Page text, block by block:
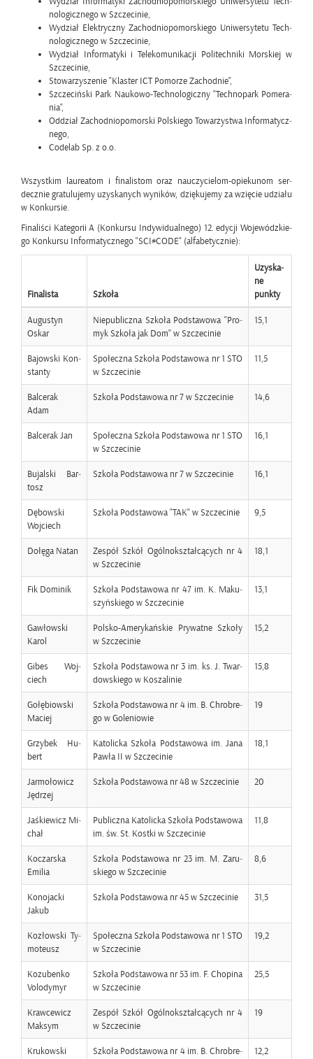
no­lo­gicz­ne­go w Szcze­ci­nie,
Wy­dział Elek­trycz­ny Za­chod­nio­po­mor­skie­go Uni­wer­sy­te­tu Tech­
no­lo­gicz­ne­go w Szcze­ci­nie,
Wy­dział In­for­ma­ty­ki i Te­le­ko­mu­ni­ka­cji Po­li­tech­ni­ki Mor­skiej w
Szcze­ci­nie,
Sto­wa­rzy­sze­nie "Kla­ster ICT Po­mo­rze Za­chod­nie",
Szcze­ciń­ski Park Na­uko­wo-Tech­no­lo­gicz­ny "Tech­no­park Po­me­ra­
nia",
Od­dział Za­chod­nio­po­mor­ski Pol­skie­go To­wa­rzy­stwa In­for­ma­tycz­
ne­go,
Co­de­lab Sp. z o.o.
Wszyst­kim lau­re­atom i fi­na­li­stom oraz na­uczy­cie­lom-opie­ku­nom ser­
decz­nie gra­tu­lu­je­my uzy­ska­nych wy­ni­ków, dzię­ku­je­my za wzię­cie udzia­łu
w Kon­kur­sie.
Fi­na­li­ści Ka­te­go­rii A (Kon­kur­su In­dy­wi­du­al­ne­go) 12. edy­cji Wo­je­wódz­kie­
go Kon­kur­su In­for­ma­tycz­ne­go "SCI#CODE" (al­fa­be­tycz­nie):
Fi­na­li­sta Szko­ła
Uzy­ska­
ne
punk­ty
Au­gu­styn
Oskar
Nie­pu­blicz­na Szko­ła Pod­sta­wo­wa "Pro­
myk Szko­ła jak Dom" w Szcze­ci­nie
15,1
Ba­jow­ski Kon­
stan­ty
Spo­łecz­na Szko­ła Pod­sta­wo­wa nr 1 STO
w Szcze­ci­nie
11,5
Bal­ce­rak
Adam
Szko­ła Pod­sta­wo­wa nr 7 w Szcze­ci­nie 14,6
Bal­ce­rak Jan
Spo­łecz­na Szko­ła Pod­sta­wo­wa nr 1 STO
w Szcze­ci­nie
16,1
Bu­jal­ski Bar­
tosz
Szko­ła Pod­sta­wo­wa nr 7 w Szcze­ci­nie 16,1
Dę­bow­ski
Woj­ciech
Szko­ła Pod­sta­wo­wa "TAK" w Szcze­ci­nie 9,5
Do­łę­ga Natan
Ze­spół Szkół Ogól­no­kształ­cą­cych nr 4
w Szcze­ci­nie
18,1
Fik Do­mi­nik
Szko­ła Pod­sta­wo­wa nr 47 im. K. Ma­ku­
szyń­skie­go w Szcze­ci­nie
13,1
Gaw­łow­ski
Karol
Pol­sko-Ame­ry­kań­skie Pry­wat­ne Szko­ły
w Szcze­ci­nie
15,2
Gibes Woj­
ciech
Szko­ła Pod­sta­wo­wa nr 3 im. ks. J. Twar­
dow­skie­go w Ko­sza­li­nie
15,8
Go­łę­biow­ski
Ma­ciej
Szko­ła Pod­sta­wo­wa nr 4 im. B. Chro­bre­
go w Go­le­nio­wie
19
Grzy­bek Hu­
bert
Ka­to­lic­ka Szko­ła Pod­sta­wo­wa im. Jana
Pawła II w Szcze­ci­nie
18,1
Jar­mo­ło­wicz
Ję­drzej
Szko­ła Pod­sta­wo­wa nr 48 w Szcze­ci­nie 20
Jaś­kie­wicz Mi­
chał
Pu­blicz­na Ka­to­lic­ka Szko­ła Pod­sta­wo­wa
im. św. St. Kost­ki w Szcze­ci­nie
11,8
Ko­czar­ska
Emi­lia
Szko­ła Pod­sta­wo­wa nr 23 im. M. Za­ru­
skie­go w Szcze­ci­nie
8,6
Ko­no­jac­ki
Jakub
Szko­ła Pod­sta­wo­wa nr 45 w Szcze­ci­nie 31,5
Ko­złow­ski Ty­
mo­te­usz
Spo­łecz­na Szko­ła Pod­sta­wo­wa nr 1 STO
w Szcze­ci­nie
19,2
Ko­zu­ben­ko
Vo­lo­dy­myr
Szko­ła Pod­sta­wo­wa nr 53 im. F. Cho­pi­na
w Szcze­ci­nie
25,5
Kraw­ce­wicz
Mak­sym
Ze­spół Szkół Ogól­no­kształ­cą­cych nr 4
w Szcze­ci­nie
19
Kru­kow­ski
Szko­ła Pod­sta­wo­wa nr 4 im. B. Chro­bre­
12,2